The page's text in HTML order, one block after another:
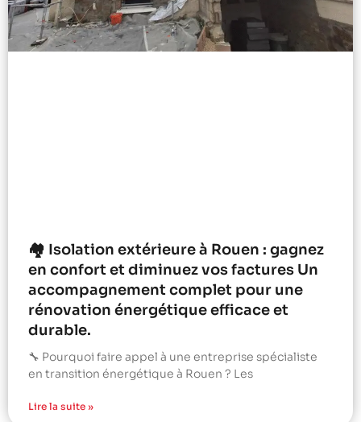
🏘️ Isolation extérieure à Rouen : gagnez
en confort et diminuez vos factures Un
accompagnement complet pour une
rénovation énergétique efficace et
durable.
🔧 Pourquoi faire appel à une entreprise spécialiste
en transition énergétique à Rouen ? Les
Lire la suite »